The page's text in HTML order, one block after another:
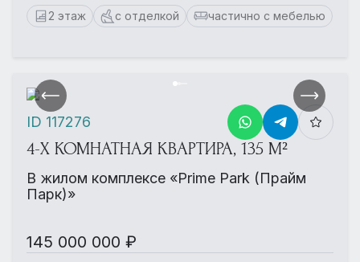
2 этаж с отделкой частично с мебелью
4-Х КОМНАТНАЯ КВАРТИРА, 135 М²
В жилом комплексе «Prime Park (Прайм
Парк)»
145 000 000 ₽
ID 117276